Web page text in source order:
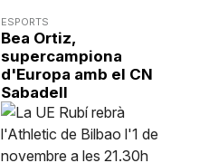
ESPORTS
Bea Ortiz,
supercampiona
d'Europa amb el CN
Sabadell